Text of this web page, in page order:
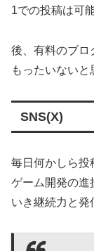
1での投稿は可
後、有料のブロ
もったいない
SNS(X)
毎日何かしら投
ゲーム開発の進
いき継続力と発